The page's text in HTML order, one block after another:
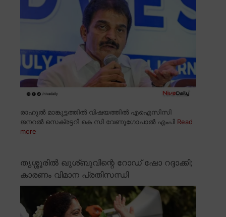
രാഹുൽ മാങ്കൂട്ടത്തിൽ വിഷയത്തിൽ എഐസിസി
ജനറൽ സെക്രട്ടറി കെ സി വേണുഗോപാൽ എംപി Read
more
തൃശ്ശൂരിൽ ഖുശ്ബുവിന്റെ റോഡ് ഷോ റദ്ദാക്കി;
കാരണം വിമാന പ്രതിസന്ധി